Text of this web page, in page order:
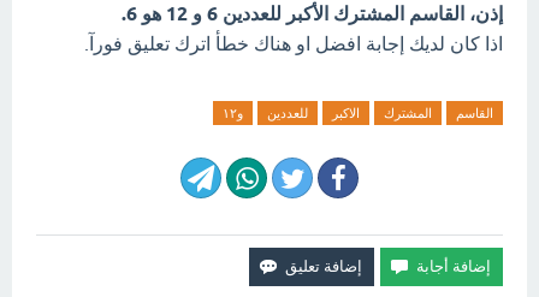
إذن، القاسم المشترك الأكبر للعددين 6 و 12 هو 6.
اذا كان لديك إجابة افضل او هناك خطأ اترك تعليق فورآ.
القاسم المشترك الاكبر للعددين و١٢